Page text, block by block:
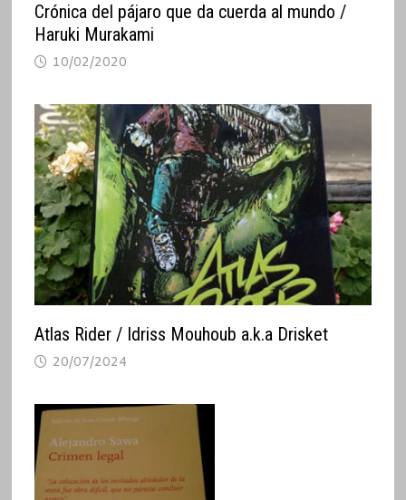
Crónica del pájaro que da cuerda al mundo /
Haruki Murakami
10/02/2020
Atlas Rider / Idriss Mouhoub a.k.a Drisket
20/07/2024